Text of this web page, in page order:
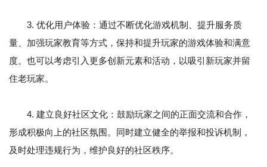
3. 优化用户体验：通过不断优化游戏机制、提升服务质
量、加强玩家教育等方式，保持和提升玩家的游戏体验和满意
度。也可以考虑引入更多创新元素和活动，以吸引新玩家并留
住老玩家。
4. 建立良好社区文化：鼓励玩家之间的正面交流和合作，
形成积极向上的社区氛围。同时建立健全的举报和投诉机制，
及时处理违规行为，维护良好的社区秩序。